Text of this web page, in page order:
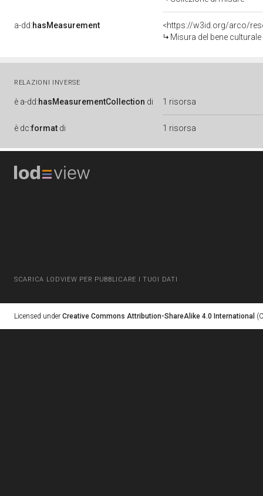
a-dd:hasMeasurement
<https://w3id.org/arco/
Misura del bene
RELAZIONI INVERSE
è a-dd:hasMeasurementCollection di 1 risorsa
è dc:format di 1 risorsa
SCARICA LODVIEW PER PUBBLICARE I TUOI DATI
Licensed under Creative Commons Attribution-ShareAlike 4.0 International